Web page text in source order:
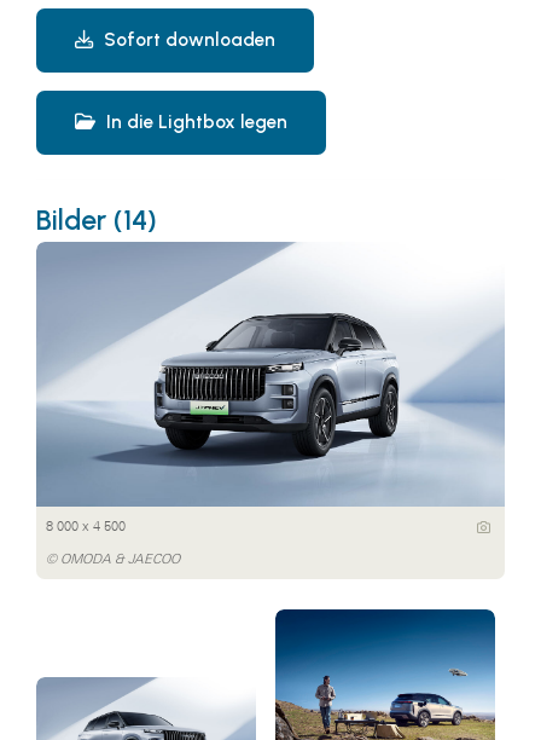
Sofort downloaden
In die Lightbox legen
Bilder (14)
8 000 x 4 500
© OMODA & JAECOO